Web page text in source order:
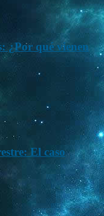
¿Por qué vienen
El caso